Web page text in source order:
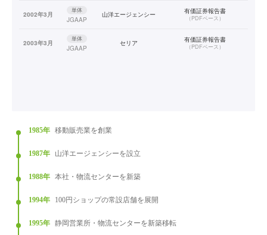
2002年3月
単体
JGAAP
山洋エージェンシー 有価証券報告書
（PDFベース）
2003年3月
単体
JGAAP
セリア 有価証券報告書
（PDFベース）
1985年 移動販売業を創業
1987年 山洋エージェンシーを設立
1988年 本社・物流センターを新築
1994年 100円ショップの常設店舗を展開
1995年 静岡営業所・物流センターを新築移転